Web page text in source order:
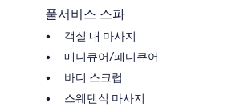
풀서비스 스파
객실 내 마사지
매니큐어/페디큐어
바디 스크럽
스웨덴식 마사지